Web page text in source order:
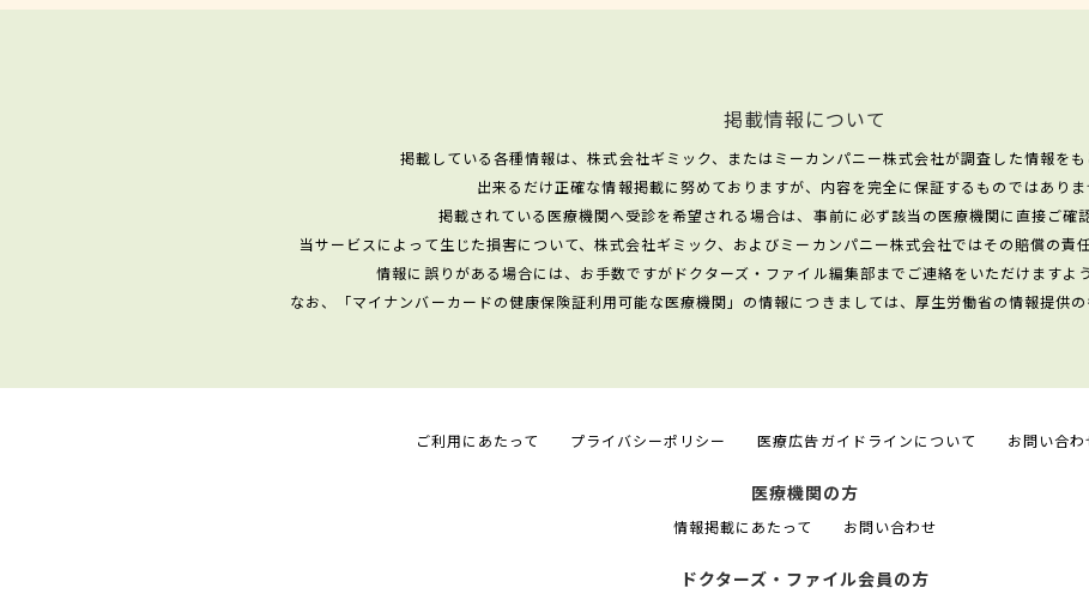
掲載情報について
掲載している各種情報は、株式会社ギミック、またはミーカンパニー株式会社が調査した情報をも
出来るだけ正確な情報掲載に努めておりますが、内容を完全に保証するものではありま
掲載されている医療機関へ受診を希望される場合は、事前に必ず該当の医療機関に直接ご確
当サービスによって生じた損害について、株式会社ギミック、およびミーカンパニー株式会社ではその賠償の責
情報に誤りがある場合には、お手数ですがドクターズ・ファイル編集部までご連絡をいただけますよ
なお、「マイナンバーカードの健康保険証利用可能な医療機関」の情報につきましては、厚生労働省の情報提供の
ご利用にあたって プライバシーポリシー 医療広告ガイドラインについて お問い合わ
医療機関の方
情報掲載にあたって お問い合わせ
ドクターズ・ファイル会員の方